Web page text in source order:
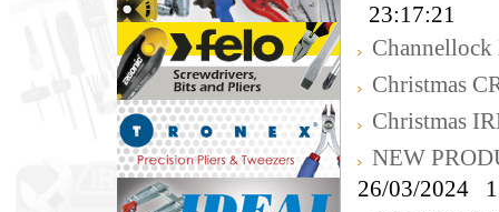
23:17:21
Christmas
Christmas
NEW
26/03/2024